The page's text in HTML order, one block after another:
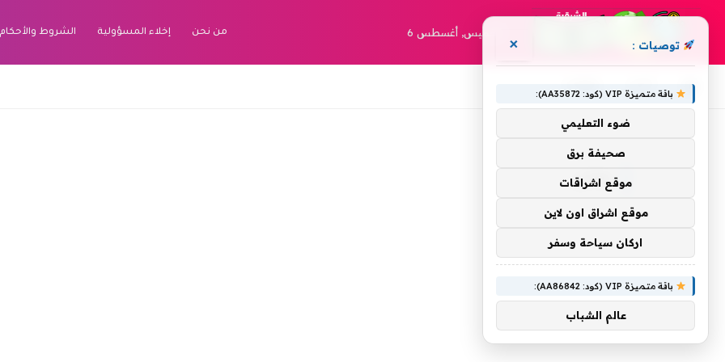
الخميس, أغسطس 6 من نحن إخلاء المسؤولية الشروط والأحكام
الرئيسية » نهائي
نهائي
توصيات : ×
باقة متميزة VIP (كود: AA35872):
ضوء التعليمي
صحيفة برق
موقع اشراقات
موقع اشراق اون لاين
اركان سياحة وسفر
باقة متميزة VIP (كود: AA86842):
عالم الشباب